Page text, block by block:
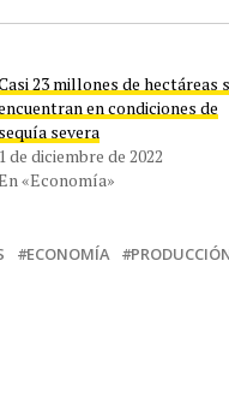
23 millones de hectáreas
en condiciones de
sequía severa
1 de diciembre de 2022
«Economía»
ECONOMÍA